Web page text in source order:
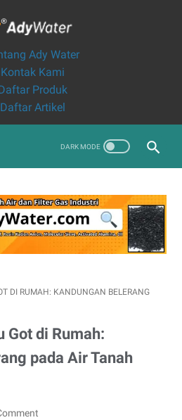
Ady Water
Kontak Kami
Produk
Daftar Artikel
DI RUMAH: KANDUNGAN BELERANG
Got di Rumah:
pada Air Tanah